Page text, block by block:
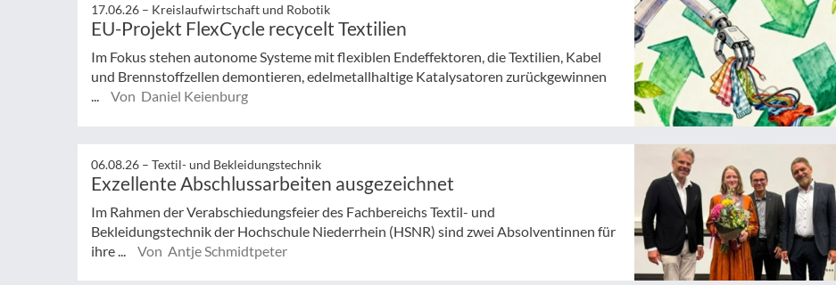
17.06.26 – Kreislaufwirtschaft und Robotik
EU-Projekt FlexCycle recycelt Textilien
Im Fokus stehen autonome Systeme mit flexiblen Endeffektoren, die Textilien, Kabel
und Brennstoffzellen demontieren, edelmetallhaltige Katalysatoren zurückgewinnen
Von Daniel Keienburg
06.08.26 – Textil- und Bekleidungstechnik
Exzellente Abschlussarbeiten ausgezeichnet
Im Rahmen der Verabschiedungsfeier des Fachbereichs Textil- und
Bekleidungstechnik der Hochschule Niederrhein (HSNR) sind zwei Absolventinnen für
ihre ...
Von Antje Schmidtpeter